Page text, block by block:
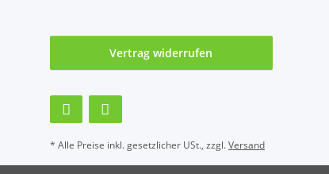
Vertrag widerrufen
* Alle Preise inkl. gesetzlicher USt., zzgl.Versand